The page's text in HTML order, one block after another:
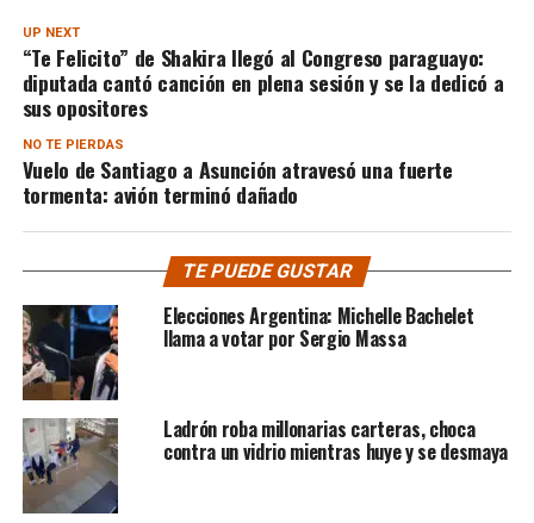
UP NEXT
“Te Felicito” de Shakira llegó al Congreso paraguayo:
diputada cantó canción en plena sesión y se la dedicó a
sus opositores
NO TE PIERDAS
Vuelo de Santiago a Asunción atravesó una fuerte
tormenta: avión terminó dañado
TE PUEDE GUSTAR
Elecciones Argentina: Michelle Bachelet
llama a votar por Sergio Massa
Ladrón roba millonarias carteras, choca
contra un vidrio mientras huye y se desmaya